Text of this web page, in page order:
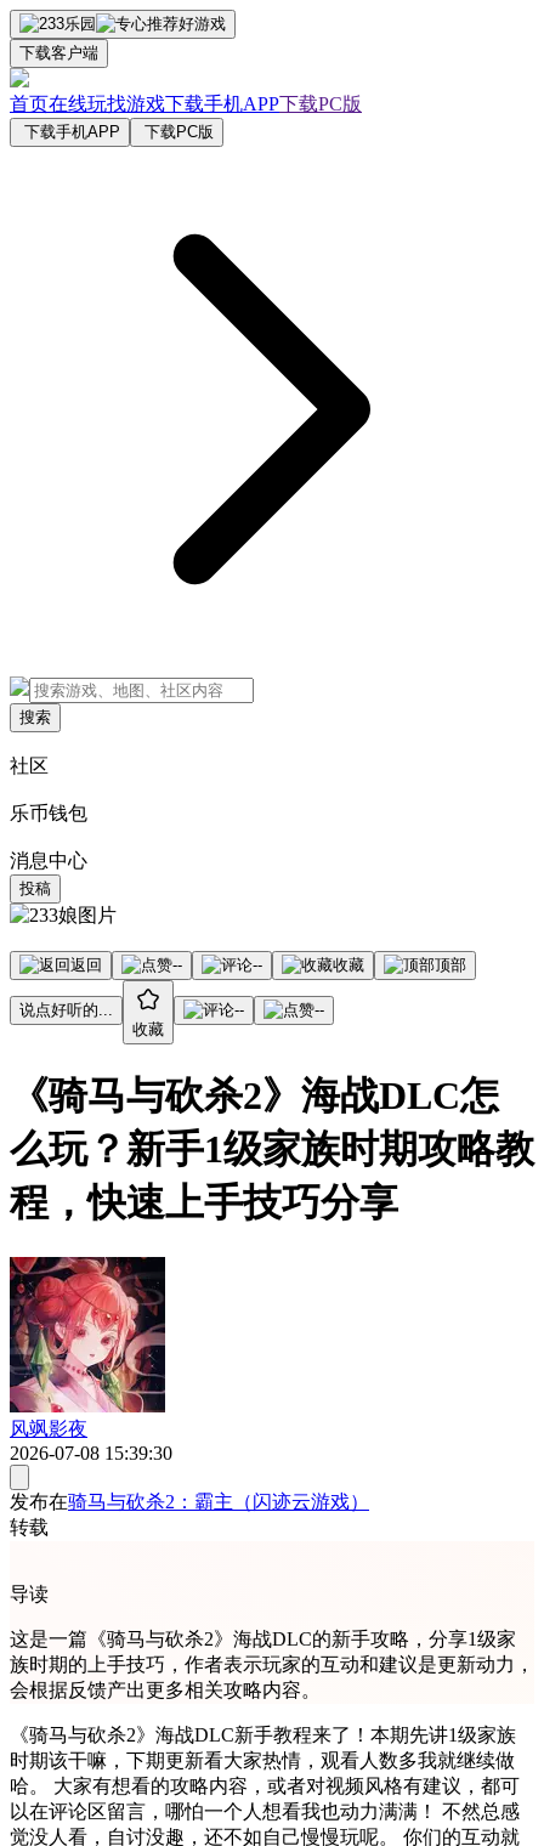
下载客户端
首页在线玩找游戏下载手机APP下载PC版
下载手机APP 下载PC版
搜索
社区
乐币钱包
消息中心
投稿
返回 -- -- 收藏 顶部
说点好听的...
收藏
-- --
《骑马与砍杀2》海战DLC怎
么玩？新手1级家族时期攻略教
程，快速上手技巧分享
风飒影夜
2026-07-08 15:39:30
发布在骑马与砍杀2：霸主（闪迹云游戏）
转载
导读
这是一篇《骑马与砍杀2》海战DLC的新手攻略，分享1级家
族时期的上手技巧，作者表示玩家的互动和建议是更新动力，
会根据反馈产出更多相关攻略内容。
《骑马与砍杀2》海战DLC新手教程来了！本期先讲1级家族
时期该干嘛，下期更新看大家热情，观看人数多我就继续做
哈。 大家有想看的攻略内容，或者对视频风格有建议，都可
以在评论区留言，哪怕一个人想看我也动力满满！ 不然总感
觉没人看，自讨没趣，还不如自己慢慢玩呢。 你们的互动就